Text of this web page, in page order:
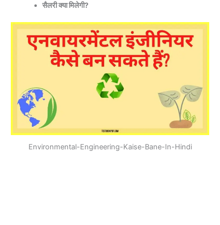
सैलरी क्या मिलेगी?
Environmental-Engineering-Kaise-Bane-In-Hindi